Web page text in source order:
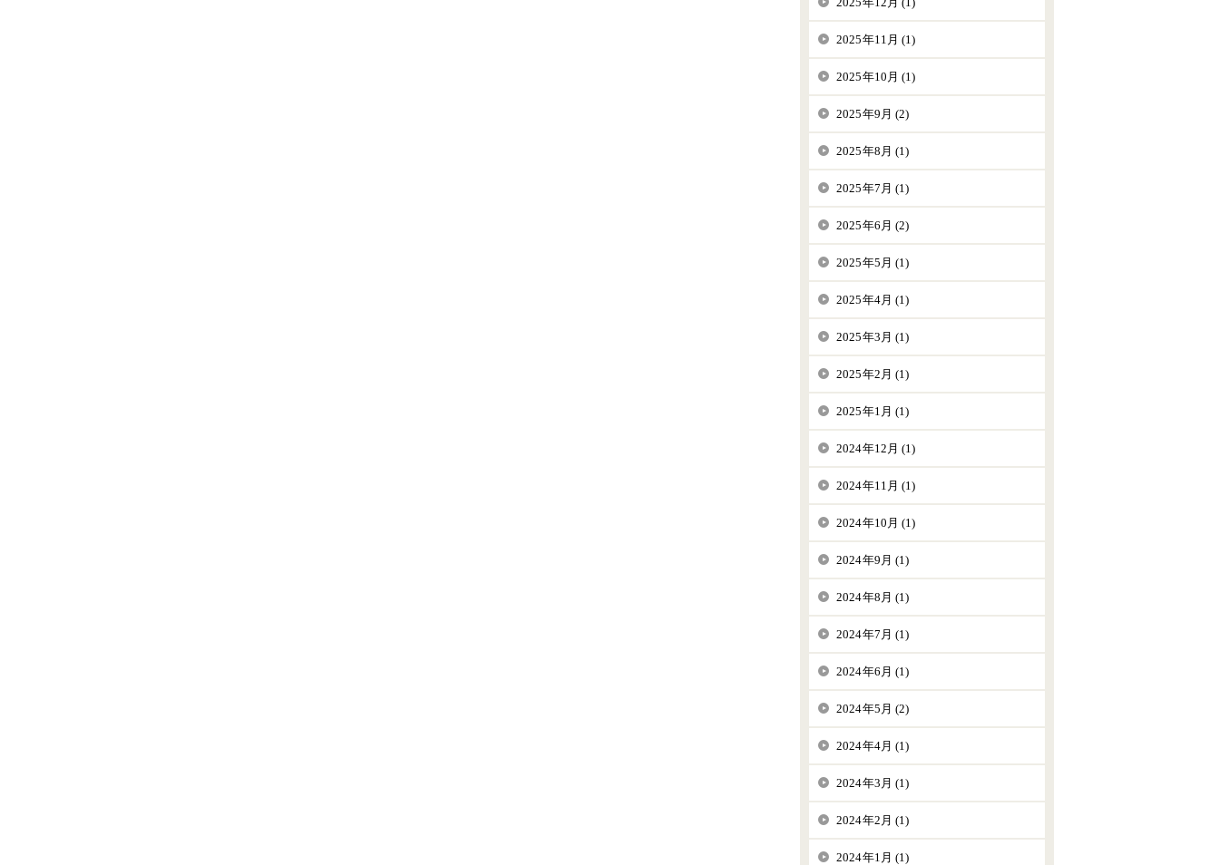
2025年11月 (1)
2025年10月 (1)
2025年9月 (2)
2025年8月 (1)
2025年7月 (1)
2025年6月 (2)
2025年5月 (1)
2025年4月 (1)
2025年3月 (1)
2025年2月 (1)
2025年1月 (1)
2024年12月 (1)
2024年11月 (1)
2024年10月 (1)
2024年9月 (1)
2024年8月 (1)
2024年7月 (1)
2024年6月 (1)
2024年5月 (2)
2024年4月 (1)
2024年3月 (1)
2024年2月 (1)
2024年1月 (1)